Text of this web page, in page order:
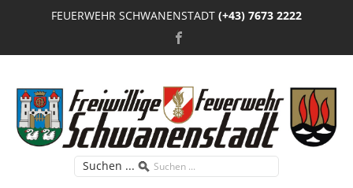
FEUERWEHR SCHWANENSTADT (+43) 7673 2222
Suchen ...